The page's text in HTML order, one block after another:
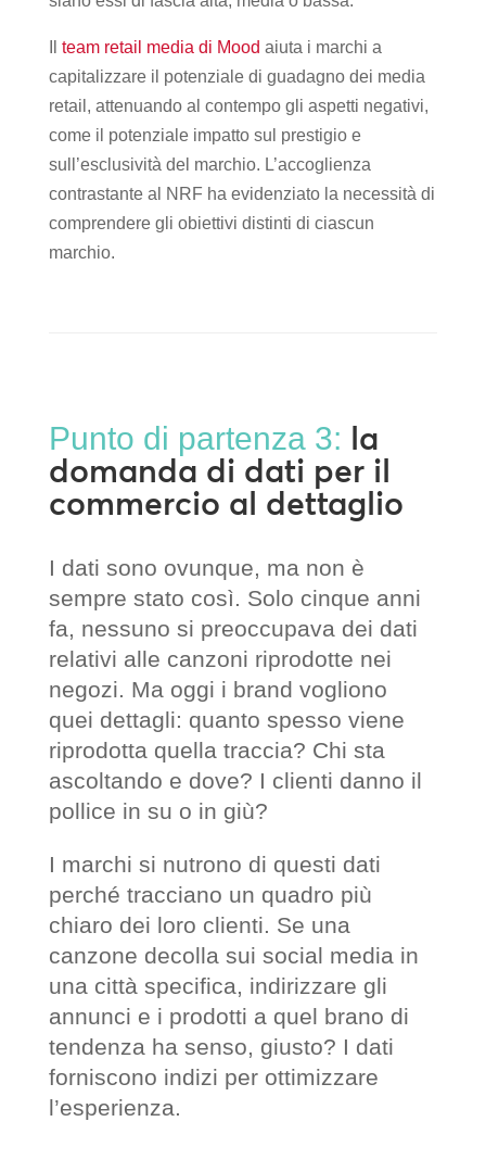
team retail media di Mood aiuta i marchi a
capitalizzare il potenziale di guadagno dei media
retail, attenuando al contempo gli aspetti negativi,
come il potenziale impatto sul prestigio e
sull’esclusività del marchio. L’accoglienza
contrastante al NRF ha evidenziato la necessità di
comprendere gli obiettivi distinti di ciascun
marchio.
Punto di partenza 3: la
domanda di dati per il
commercio al dettaglio
I dati sono ovunque, ma non è
sempre stato così. Solo cinque anni
fa, nessuno si preoccupava dei dati
relativi alle canzoni riprodotte nei
negozi. Ma oggi i brand vogliono
quei dettagli: quanto spesso viene
riprodotta quella traccia? Chi sta
ascoltando e dove? I clienti danno il
pollice in su o in giù?
I marchi si nutrono di questi dati
perché tracciano un quadro più
chiaro dei loro clienti. Se una
canzone decolla sui social media in
una città specifica, indirizzare gli
annunci e i prodotti a quel brano di
tendenza ha senso, giusto? I dati
forniscono indizi per ottimizzare
l’esperienza.